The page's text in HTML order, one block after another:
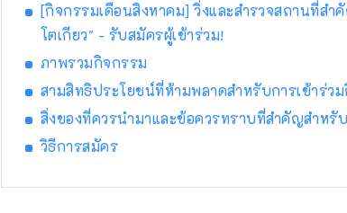
[กิจกรรมเดือนสิงหาคม] วิ่งและสำรวจสถานที่สำ
โตเกียว" - รับสมัครผู้เข้าร่วม!
ภาพรวมกิจกรรม
สามสิทธิประโยชน์ที่ห้ามพลาดสำหรับการเข้าร่ว
สิ่งของที่ควรนำมาและข้อควรทราบที่สำคัญสำหรั
วิธีการสมัคร